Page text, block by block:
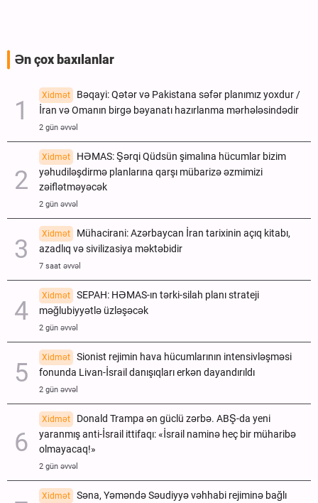
Ən çox baxılanlar
Xidmət
Bəqayi: Qətər və Pakistana səfər planımız yoxdur /
İran və Omanın birgə bəyanatı hazırlanma mərhələsindədir
2 gün əvvəl
Xidmət
HƏMAS: Şərqi Qüdsün şimalına hücumlar bizim
yəhudiləşdirmə planlarına qarşı mübarizə əzmimizi
zəiflətməyəcək
2 gün əvvəl
Xidmət
Mühacirani: Azərbaycan İran tarixinin açıq kitabı,
azadlıq və sivilizasiya məktəbidir
7 saat əvvəl
Xidmət
SEPAH: HƏMAS-ın tərki-silah planı strateji
məğlubiyyətlə üzləşəcək
2 gün əvvəl
Xidmət
Sionist rejimin hava hücumlarının intensivləşməsi
fonunda Livan-İsrail danışıqları erkən dayandırıldı
2 gün əvvəl
Xidmət
Donald Trampa ən güclü zərbə. ABŞ-da yeni
yaranmış anti-İsrail ittifaqı: «İsrail naminə heç bir müharibə
olmayacaq!»
2 gün əvvəl
Xidmət
Səna, Yəməndə Səudiyyə vəhhabi rejiminə bağlı